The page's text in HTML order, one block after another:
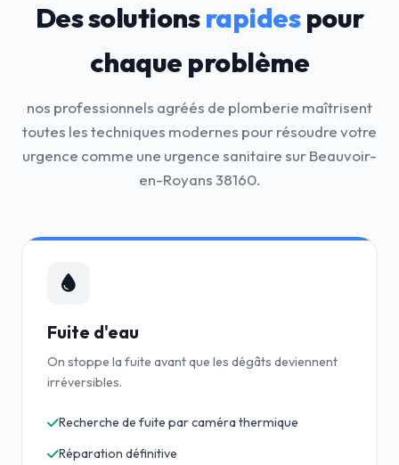
Des solutionsrapidespour
chaque problème
nos professionnels agréés de plomberie maîtrisent
toutes les techniques modernes pour résoudre votre
urgence comme une urgence sanitaire sur Beauvoir-
en-Royans 38160.
Fuite d'eau
On stoppe la fuite avant que les dégâts deviennent
irréversibles.
Recherche de fuite par caméra thermique
Réparation définitive